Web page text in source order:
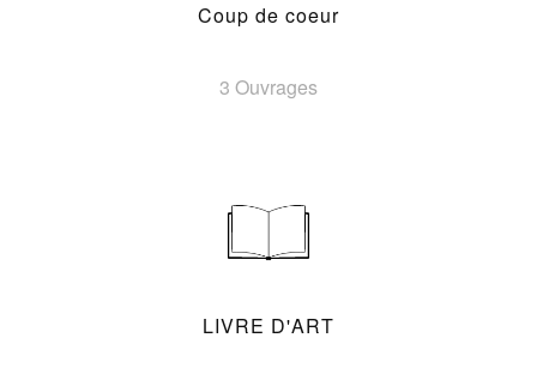
Coup de coeur
3 Ouvrages
LIVRE D'ART